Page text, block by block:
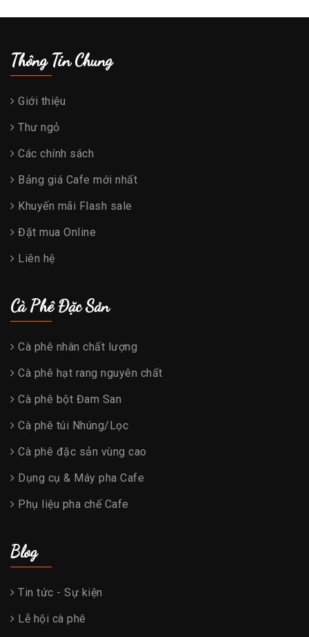
Thông Tin Chung
Giới thiệu
Thư ngỏ
Các chính sách
Bảng giá Cafe mới nhất
Khuyến mãi Flash sale
Đặt mua Online
Liên hệ
Cà Phê Đặc Sản
Cà phê nhân chất lượng
Cà phê hạt rang nguyên chất
Cà phê bột Đam San
Cà phê túi Nhúng/Lọc
Cà phê đặc sản vùng cao
Dụng cụ & Máy pha Cafe
Phụ liệu pha chế Cafe
Blog
Tin tức - Sự kiện
Lễ hội cà phê